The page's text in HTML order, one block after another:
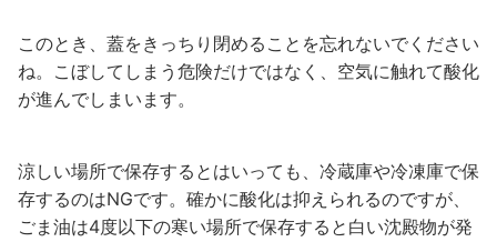
このとき、蓋をきっちり閉めることを忘れないでください
ね。こぼしてしまう危険だけではなく、空気に触れて酸化
が進んでしまいます。
涼しい場所で保存するとはいっても、冷蔵庫や冷凍庫で保
存するのはNGです。確かに酸化は抑えられるのですが、
ごま油は4度以下の寒い場所で保存すると白い沈殿物が発